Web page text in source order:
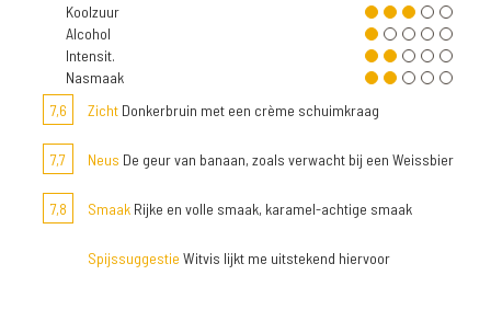
Koolzuur
Alcohol
Intensit.
Nasmaak
7,6
Zicht Donkerbruin met een crème schuimkraag
7,7 Neus De geur van banaan, zoals verwacht bij een Weissbier
7,8 Smaak Rijke en volle smaak, karamel-achtige smaak
Spijssuggestie Witvis lijkt me uitstekend hiervoor